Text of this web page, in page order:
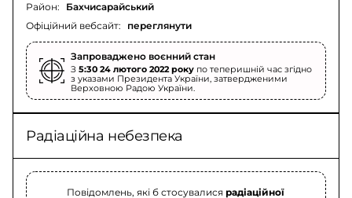
Офіційний вебсайт: переглянути
Район:
Бахчисарайський
Запроваджено воєнний стан
З 5:30 24 лютого 2022 року по теперишній час згідно
з указами Президента України, затвердженими
Верховною Радою України.
Радіаційна небезпека
Повідомлень, які б стосувалисярадіаційної